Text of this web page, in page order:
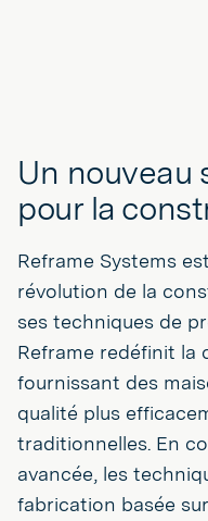
Un nouveau
pour la
Reframe Systems
révolution de la
ses techniques de
Reframe redéfinit la
fournissant des
qualité plus
traditionnelles. En
avancée, les
fabrication basée